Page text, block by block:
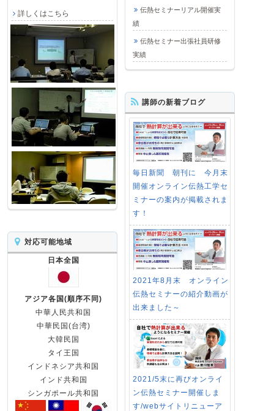
伝熱セミナーリアル開催実
績
伝熱セミナー出張社員研修
実績
詳しくはこちら
講師の新着ブログ
毎日新聞 朝刊に 今月末
開催オンライン伝熱工学セ
ミナーの案内が掲載されま
す！
2021年8月末 オンライン
伝熱セミナーの紹介動画が
出来ました～
2021/5末に再びオンライ
ン伝熱セミナー開催しま
す/webサイトリニューア
対応可能地域
日本全国
アジア各国(順序不同)
中華人民共和国
中華民国(台湾)
大韓民国
タイ王国
インドネシア共和国
インド共和国
シンガポール共和国